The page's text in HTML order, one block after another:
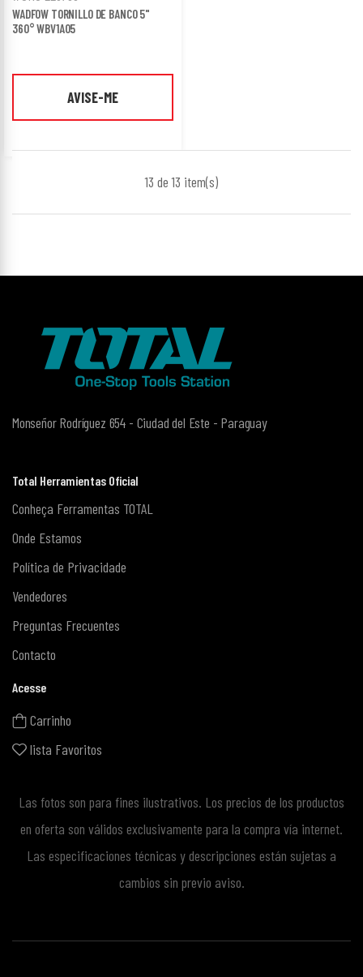
WADFOW TORNILLO DE BANCO 5"
360° WBV1A05
AVISE-ME
13 de 13 item(s)
Monseñor Rodríguez 654 - Ciudad del Este - Paraguay
Total Herramientas Oficial
Conheça Ferramentas TOTAL
Onde Estamos
Política de Privacidade
Vendedores
Preguntas Frecuentes
Contacto
Acesse
Carrinho
lista Favoritos
Las fotos son para fines ilustrativos. Los precios de los productos
en oferta son válidos exclusivamente para la compra vía internet.
Las especificaciones técnicas y descripciones están sujetas a
cambios sin previo aviso.